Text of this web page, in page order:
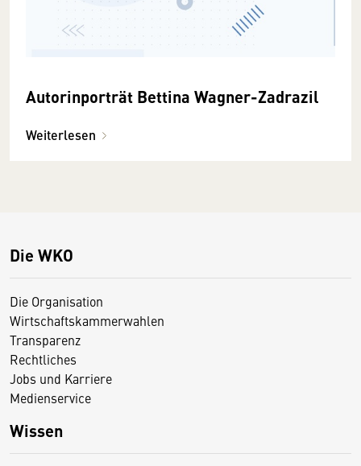
Autorinporträt Bettina Wagner-Zadrazil
Weiterlesen
Die WKO
Die Organisation
Wirtschaftskammerwahlen
Transparenz
Rechtliches
Jobs und Karriere
Medienservice
Wissen